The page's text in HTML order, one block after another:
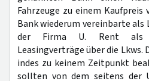
Fahrzeuge zu einem Kaufpreis
Bank wiederum vereinbarte
der Firma U. Rent als
Leasingverträge über die Lkws.
indes zu keinem Zeitpunkt
sollten von dem seitens der